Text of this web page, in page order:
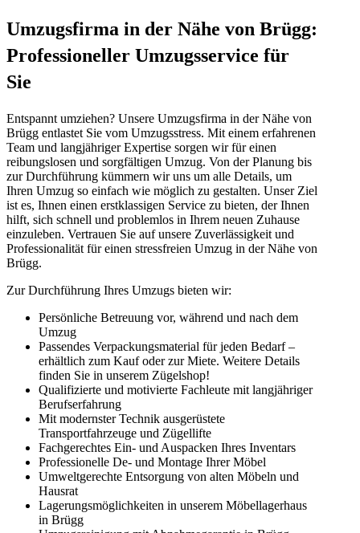
Umzugsfirma in der Nähe von Brügg:
Professioneller Umzugsservice für
Sie
Entspannt umziehen? Unsere Umzugsfirma in der Nähe von
Brügg entlastet Sie vom Umzugsstress. Mit einem erfahrenen
Team und langjähriger Expertise sorgen wir für einen
reibungslosen und sorgfältigen Umzug. Von der Planung bis
zur Durchführung kümmern wir uns um alle Details, um
Ihren Umzug so einfach wie möglich zu gestalten. Unser Ziel
ist es, Ihnen einen erstklassigen Service zu bieten, der Ihnen
hilft, sich schnell und problemlos in Ihrem neuen Zuhause
einzuleben. Vertrauen Sie auf unsere Zuverlässigkeit und
Professionalität für einen stressfreien Umzug in der Nähe von
Brügg.
Zur Durchführung Ihres Umzugs bieten wir:
Persönliche Betreuung vor, während und nach dem
Umzug
Passendes Verpackungsmaterial für jeden Bedarf –
erhältlich zum Kauf oder zur Miete. Weitere Details
finden Sie in unserem Zügelshop!
Qualifizierte und motivierte Fachleute mit langjähriger
Berufserfahrung
Mit modernster Technik ausgerüstete
Transportfahrzeuge und Zügellifte
Fachgerechtes Ein- und Auspacken Ihres Inventars
Professionelle De- und Montage Ihrer Möbel
Umweltgerechte Entsorgung von alten Möbeln und
Hausrat
Lagerungsmöglichkeiten in unserem Möbellagerhaus
in Brügg